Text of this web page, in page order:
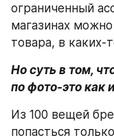
ограниченный
магазинах
товара, в
Но суть в том,
по фото-это как
Из 100 вещей
попасться